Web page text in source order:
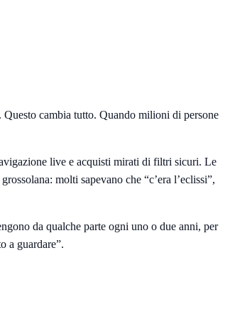
cambia tutto. Quando milioni di persone
live e acquisti mirati di filtri sicuri. Le
molti sapevano che “c’era l’eclissi”,
da qualche parte ogni uno o due anni, per
a guardare”.